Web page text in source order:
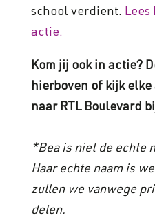
school verdient. Lees
actie.
Kom jij ook in actie?
hierboven of kijk elke
naar RTL Boulevard
*Bea is niet de echte
Haar echte naam is
zullen we vanwege
delen.